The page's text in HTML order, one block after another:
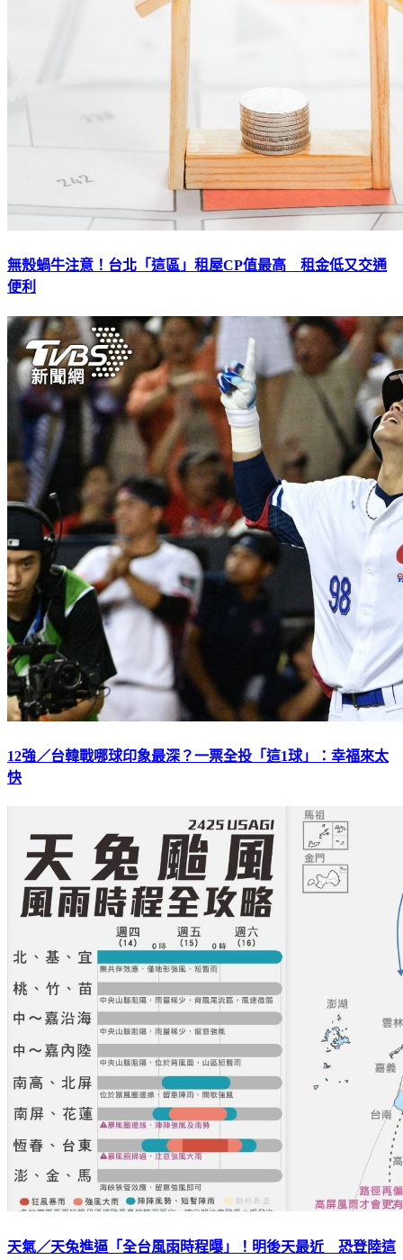
無殼蝸牛注意！台北「這區」租屋CP值最高 租金低又交通
便利
12強／台韓戰哪球印象最深？一票全投「這1球」：幸福來太
快
天氣／天兔進逼「全台風雨時程曝」！明後天最近 恐登陸這